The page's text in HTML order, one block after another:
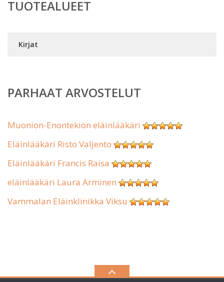
TUOTEALUEET
Kirjat
PARHAAT ARVOSTELUT
Muonion-Enontekiön eläinlääkäri
Eläinlääkäri Risto Valjento
Eläinlääkäri Francis Raisa
eläinlääkäri Laura Arminen
Vammalan Eläinklinikka Viksu